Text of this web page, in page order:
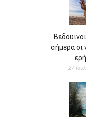
σήμερα οι
27